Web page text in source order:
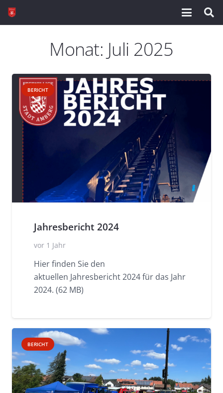
Monat: Juli 2025
BERICHT
Jahresbericht 2024
vor 1 Jahr
Hier finden Sie den
aktuellen Jahresbericht 2024 für das Jahr
2024. (62 MB)
BERICHT